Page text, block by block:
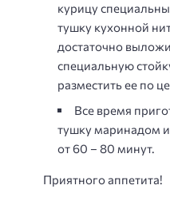
курицу
тушку кухонной
достаточно
специальную
разместить ее по
Все время
тушку маринадом
от 60 – 80 минут.
Приятного аппетита!